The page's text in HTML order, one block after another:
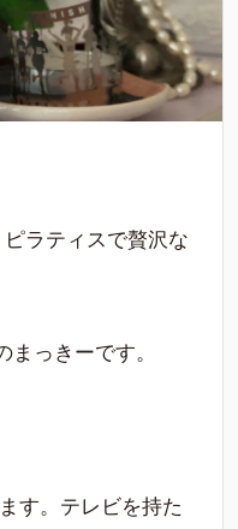
ラティスで贅沢な
まっきーです。
す。テレビを持た